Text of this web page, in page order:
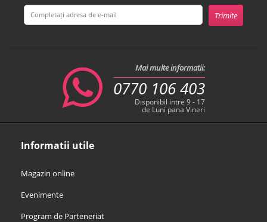
Informatii utile
Magazin online
Evenimente
Program de Parteneriat
Mai multe informatii:
0770 106 403
Disponibil intre 9 - 17
de Luni pana Vineri